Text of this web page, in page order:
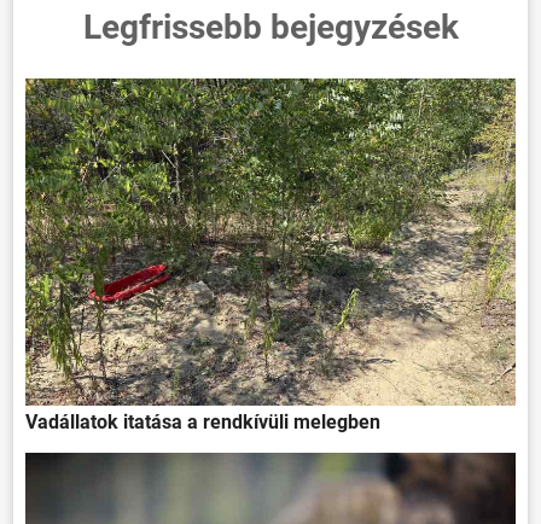
Legfrissebb bejegyzések
Vadállatok itatása a rendkívüli melegben